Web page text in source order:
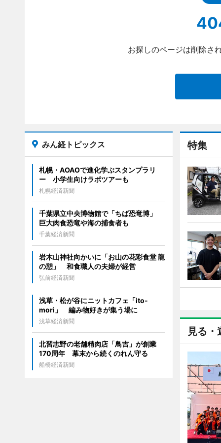
お探しのページは削除さ
特集
見る・
みん経トピックス
札幌・AOAOで進化学ぶスタンプラリ
ー 小学生向けラボツアーも
札幌経済新聞
千葉県立中央博物館で「ちば恐竜博」
巨大肉食恐竜や海の捕食者も
千葉経済新聞
岩木山神社向かいに「お山の花彩食堂 龍
の憩」 和食職人の夫婦が経営
弘前経済新聞
浅草・松が谷にニットカフェ「ito-
mori」 編み物好きが集う場に
浅草経済新聞
北習志野の老舗精肉店「鳥吉」が創業
170周年 幕末から続くのれん守る
船橋経済新聞